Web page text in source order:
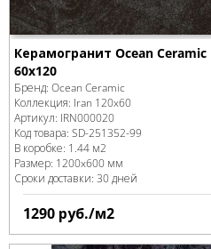
Керамогранит Ocean Ceramic
60x120
Бренд: Ocean Ceramic
Коллекция: Iran 120x60
Артикул: IRN000020
Код товара: SD-251352-99
В коробке: 1.44 м2
Размер: 1200x600 мм
Сроки доставки: 30 дней
1290 руб./м2